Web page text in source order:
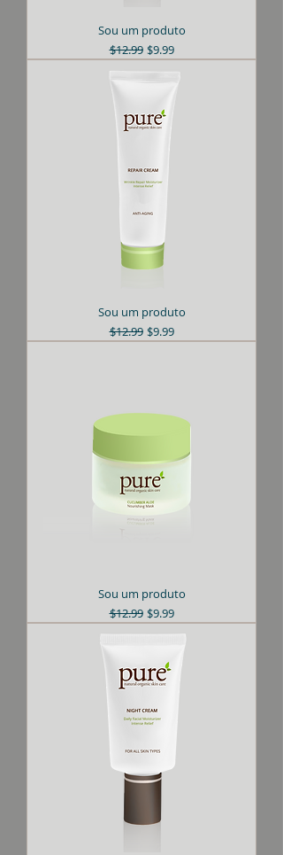
Sou um produto
Preço normal
$12.99 Preço promocional
$9.99
Sou um produto
Preço normal
$12.99 Preço promocional
$9.99
Sou um produto
Preço normal
$12.99 Preço promocional
$9.99